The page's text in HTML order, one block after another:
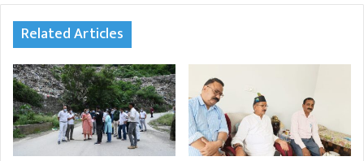
Related Articles